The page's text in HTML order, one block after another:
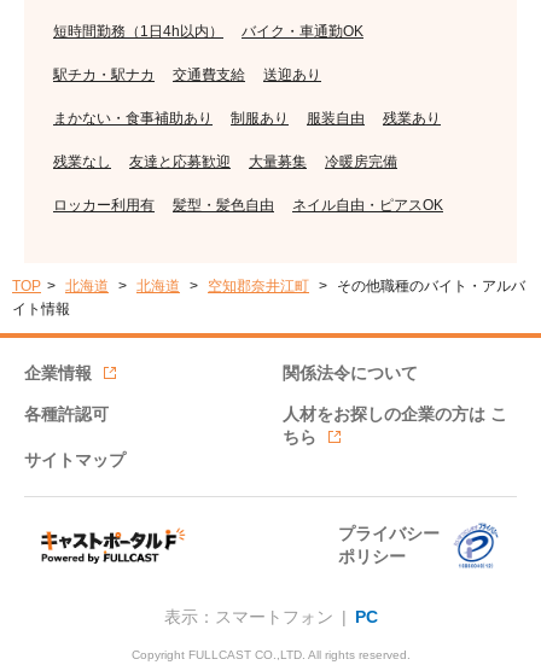
短時間勤務（1日4h以内） バイク・車通勤OK
駅チカ・駅ナカ 交通費支給 送迎あり
まかない・食事補助あり 制服あり 服装自由 残業あり
残業なし 友達と応募歓迎 大量募集 冷暖房完備
ロッカー利用有 髪型・髪色自由 ネイル自由・ピアスOK
TOP 北海道 北海道 空知郡奈井江町
その他職種のバイト・アルバ
イト情報
企業情報 関係法令について
各種許認可 人材をお探しの企業の方は こ
ちら
サイトマップ
プライバシー
ポリシー
表示：スマートフォン | PC
Copyright FULLCAST CO.,LTD. All rights reserved.